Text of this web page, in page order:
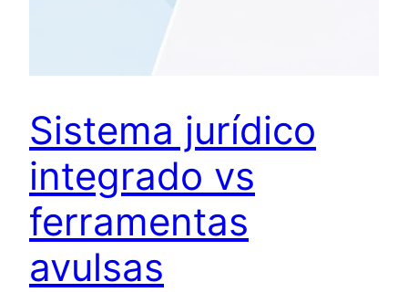
Sistema jurídico
integrado vs
ferramentas
avulsas